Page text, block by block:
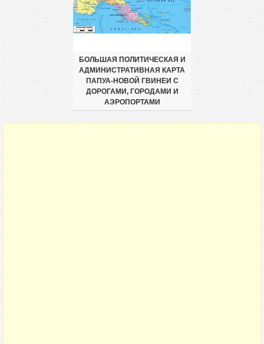
БОЛЬШАЯ ПОЛИТИЧЕСКАЯ И
АДМИНИСТРАТИВНАЯ КАРТА
ПАПУА-НОВОЙ ГВИНЕИ С
ДОРОГАМИ, ГОРОДАМИ И
АЭРОПОРТАМИ